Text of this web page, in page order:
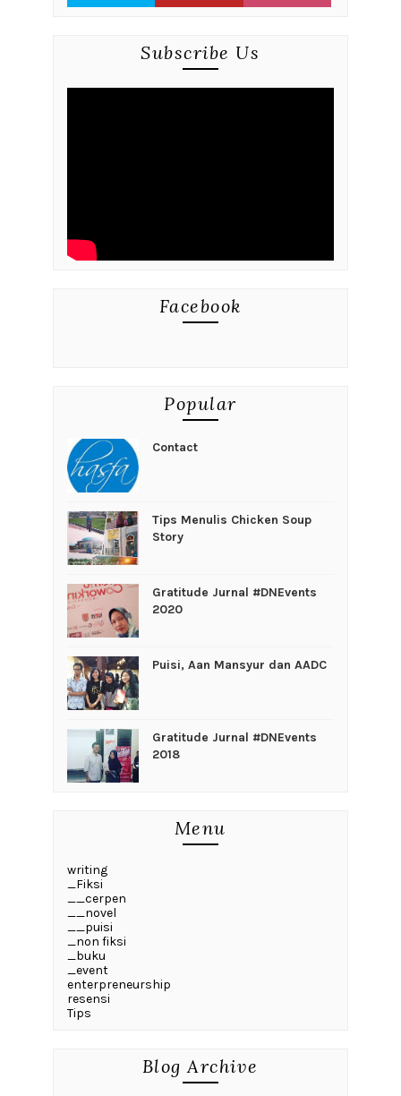
Subscribe Us
Facebook
Popular
Contact
Tips Menulis Chicken Soup
Story
Gratitude Jurnal #DNEvents
2020
Puisi, Aan Mansyur dan AADC
Gratitude Jurnal #DNEvents
2018
Menu
writing
_Fiksi
__cerpen
__novel
__puisi
_non fiksi
_buku
_event
enterpreneurship
resensi
Tips
Blog Archive